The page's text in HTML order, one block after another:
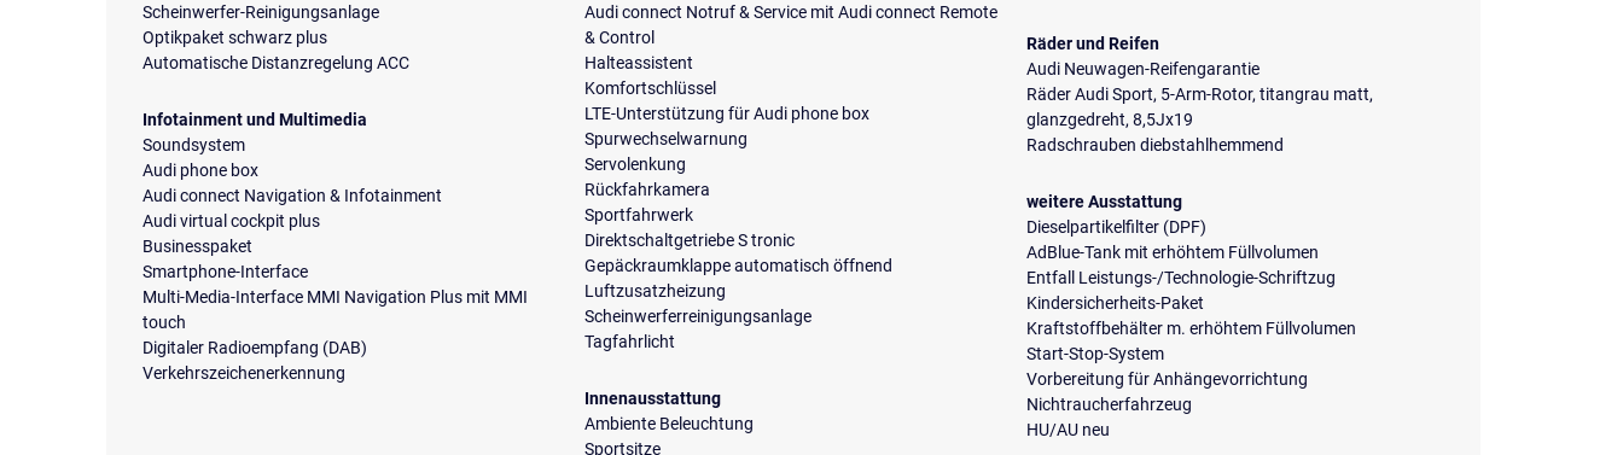
Scheinwerfer-Reinigungsanlage
Optikpaket schwarz plus
Automatische Distanzregelung ACC
Infotainment und Multimedia
Soundsystem
Audi phone box
Audi connect Navigation & Infotainment
Audi virtual cockpit plus
Businesspaket
Smartphone-Interface
Multi-Media-Interface MMI Navigation Plus mit MMI
touch
Digitaler Radioempfang (DAB)
Verkehrszeichenerkennung
Audi connect Notruf & Service mit Audi connect Remote
& Control
Halteassistent
Komfortschlüssel
LTE-Unterstützung für Audi phone box
Spurwechselwarnung
Servolenkung
Rückfahrkamera
Sportfahrwerk
Direktschaltgetriebe S tronic
Gepäckraumklappe automatisch öffnend
Luftzusatzheizung
Scheinwerferreinigungsanlage
Tagfahrlicht
Innenausstattung
Ambiente Beleuchtung
Sportsitze
Räder und Reifen
Audi Neuwagen-Reifengarantie
Räder Audi Sport, 5-Arm-Rotor, titangrau matt,
glanzgedreht, 8,5Jx19
Radschrauben diebstahlhemmend
weitere Ausstattung
Dieselpartikelfilter (DPF)
AdBlue-Tank mit erhöhtem Füllvolumen
Entfall Leistungs-/Technologie-Schriftzug
Kindersicherheits-Paket
Kraftstoffbehälter m. erhöhtem Füllvolumen
Start-Stop-System
Vorbereitung für Anhängevorrichtung
Nichtraucherfahrzeug
HU/AU neu